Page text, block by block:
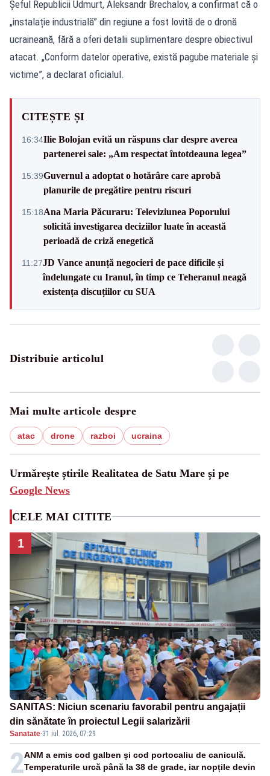
Șeful Republicii Udmurt, Aleksandr Brechalov, a confirmat că o
„instalație industrială” din regiune a fost lovită de o dronă
ucraineană, fără a oferi detalii suplimentare despre obiectivul
atacat. „Conform datelor operative, există pagube materiale și
victime”, a declarat oficialul.
CITEȘTE ȘI
16:34Ilie Bolojan evită un răspuns clar despre averea
partenerei sale: „Am respectat întotdeauna legea”
15:39Guvernul a adoptat o hotărâre care aprobă
planurile de pregătire pentru riscuri
15:18Ana Maria Păcuraru: Televiziunea Poporului
solicită investigarea deciziilor luate în această
perioadă de criză enegetică
11:27JD Vance anunță negocieri de pace dificile și
îndelungate cu Iranul, în timp ce Teheranul neagă
existența discuțiilor cu SUA
Distribuie articolul
Mai multe articole despre
atac drone razboi ucraina
Urmărește știrile Realitatea de Satu Mare și pe
Google News
CELE MAI CITITE
1
SANITAS: Niciun scenariu favorabil pentru angajații
din sănătate în proiectul Legii salarizării
Sanatate·31 iul. 2026, 07:29
2ANM a emis cod galben și cod portocaliu de caniculă.
Temperaturile urcă până la 38 de grade, iar nopțile devin